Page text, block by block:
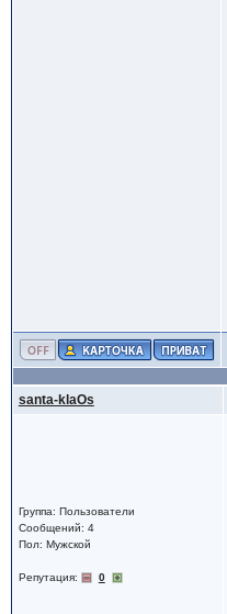
santa-klaOs
Группа: Пользователи
Сообщений: 4
Пол: Мужской
Репутация: 0